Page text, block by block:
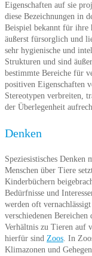
Eigenschaften auf sie
diese Bezeichnungen in
Beispiel bekannt für ihre
äußerst fürsorglich und
sehr hygienische und
Strukturen und sind
bestimmte Bereiche für
positiven Eigenschaften
Stereotypen verbreiten,
der Überlegenheit
Denken
Speziesistisches
Menschen über Tiere
Kinderbüchern
Bedürfnisse und
werden oft
verschiedenen Bereichen
Verhältnis zu Tieren auf
hierfür sind Zoos. In
Klimazonen und